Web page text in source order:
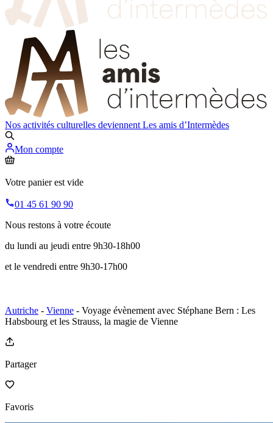
Nos activités culturelles deviennent Les amis d’Intermèdes
Mon compte
Votre panier est vide
01 45 61 90 90
Nous restons à votre écoute
du lundi au jeudi entre 9h30-18h00
et le vendredi entre 9h30-17h00
Autriche - Vienne - Voyage évènement avec Stéphane Bern : Les
Habsbourg et les Strauss, la magie de Vienne
Partager
Favoris